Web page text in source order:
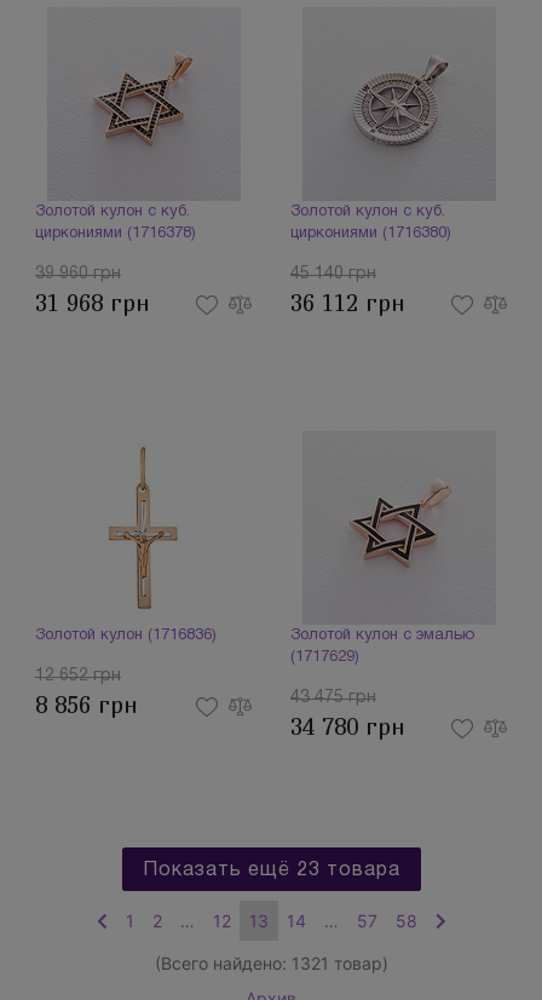
Золотой кулон с куб.
циркониями (1716378)
39 960 грн
31 968 грн
Золотой кулон с куб.
циркониями (1716380)
45 140 грн
36 112 грн
Золотой кулон (1716836)
12 652 грн
8 856 грн
Золотой кулон с эмалью
(1717629)
43 475 грн
34 780 грн
Показать ещё 23 товара
1 2 … 12 13 14 … 57 58
(Всего найдено: 1321 товар)